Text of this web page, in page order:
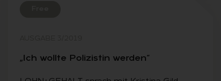
„Ich woll­te Po­li­zis­tin wer­den“